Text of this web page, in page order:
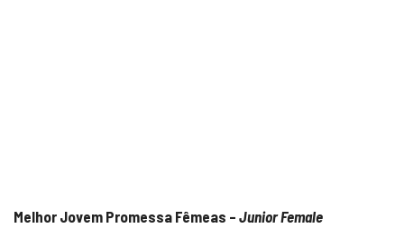
Melhor Jovem Promessa Fêmeas – Junior Female